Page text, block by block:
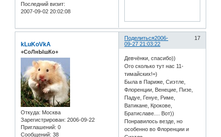
Последний визит:
2007-09-02 20:02:08
Поделиться 17
2006-
09-27 21:03:22
kLuKoVkA
+СоЛнЫшКо+
Откуда: Москва
Зарегистрирован: 2006-09-22
Приглашений: 0
Сообщений: 38
Девчёнки, спасибо))
Ого сколько тут нас 11-
тимайских!=)
Была в Париже, Сиэтле,
Флоренции, Венецие, Пизе,
Падуе, Генуе, Риме,
Ватикане, Крокове,
Братиславе.... Вот))
Понравилось везде, но
особенно во Флоренции и